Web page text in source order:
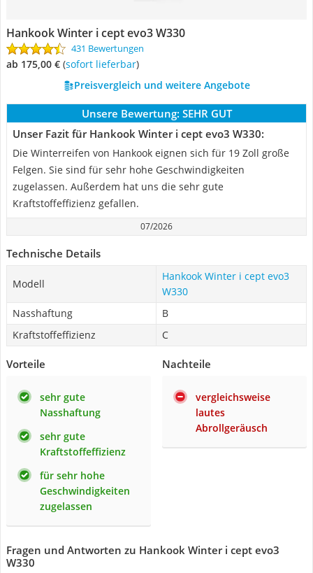
Hankook Winter i cept evo3 W330
431 Bewertungen
ab 175,00 € ( Sofort lieferbar)
Preisvergleich und weitere Angebote
Unsere Bewertung: SEHR GUT
Unser Fazit für Hankook Winter i cept evo3 W330:
Die Winterreifen von Hankook eignen sich für 19 Zoll große
Felgen. Sie sind für sehr hohe Geschwindigkeiten
zugelassen. Außerdem hat uns die sehr gute
Kraftstoffeffizienz gefallen.
07/2026
Technische Details
Modell
Hankook Winter i cept evo3
W330
Nasshaftung
B
Kraftstoffeffizienz
C
Vorteile
sehr gute
Nasshaftung
sehr gute
Kraftstoffeffizienz
für sehr hohe
Geschwindigkeiten
zugelassen
Nachteile
vergleichsweise
lautes
Abrollgeräusch
Fragen und Antworten zu Hankook Winter i cept evo3
W330